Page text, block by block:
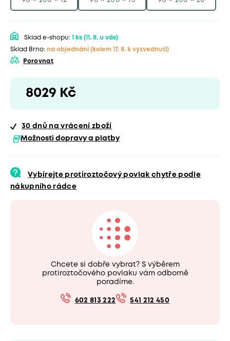
Sklad e-shopu: 1 ks (11. 8. u vás)
Sklad Brno: na objednání (kolem 17. 8. k vyzvednutí)
Porovnat
8029 Kč
30 dnů na vrácení zboží
Možnosti dopravy a platby
Vybírejte protiroztočový povlak chytře podle
nákupního rádce
Chcete si dobře vybrat? S výběrem
protiroztočového povlaku vám odborně
poradíme.
602 813 222 541 212 450